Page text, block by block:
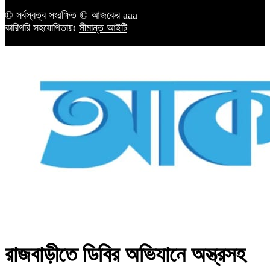
© সর্বস্বত্ব সংরক্ষিত © আজকের aaa
কারিগরি সহযোগিতায়ঃ সীমান্ত আইটি
রাজবাড়ীতে ডিবির অভিযানে অস্ত্রসহ